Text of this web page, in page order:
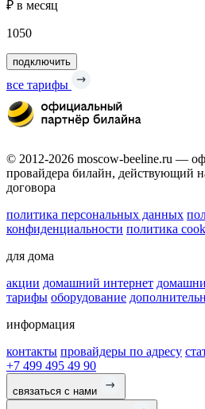
₽ в месяц
1050
подключить
все тарифы
© 2012-2026 moscow-beeline.ru —
провайдера билайн, действующий
договора
политика персональных данных
конфиденциальности политика
для дома
акции домашний интернет
тарифы оборудование
информация
контакты провайдеры по адресу
+7 499 495 49 90
связаться с нами